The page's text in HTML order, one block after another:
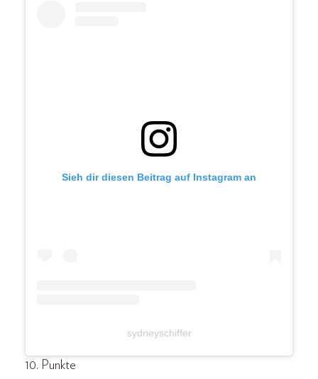
Sieh dir diesen Beitrag auf Instagram an
sydneyschiffer
10. Punkte